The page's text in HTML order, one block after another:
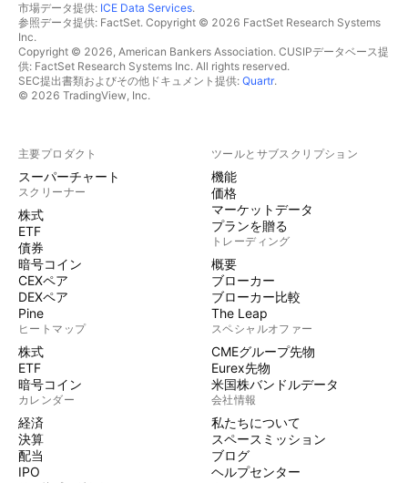
市場データ提供: ICE Data Services.
参照データ提供: FactSet. Copyright © 2026 FactSet Research Systems
Inc.
Copyright © 2026, American Bankers Association. CUSIPデータベース提
供: FactSet Research Systems Inc. All rights reserved.
SEC提出書類およびその他ドキュメント提供: Quartr.
© 2026 TradingView, Inc.
主要プロダクト
スーパーチャート
スクリーナー
株式
ETF
債券
暗号コイン
CEXペア
DEXペア
Pine
ヒートマップ
株式
ETF
暗号コイン
カレンダー
経済
決算
配当
IPO
ツールとサブスクリプション
機能
価格
マーケットデータ
プランを贈る
トレーディング
概要
ブローカー
ブローカー比較
The Leap
スペシャルオファー
CMEグループ先物
Eurex先物
米国株バンドルデータ
会社情報
私たちについて
スペースミッション
ブログ
ヘルプセンター